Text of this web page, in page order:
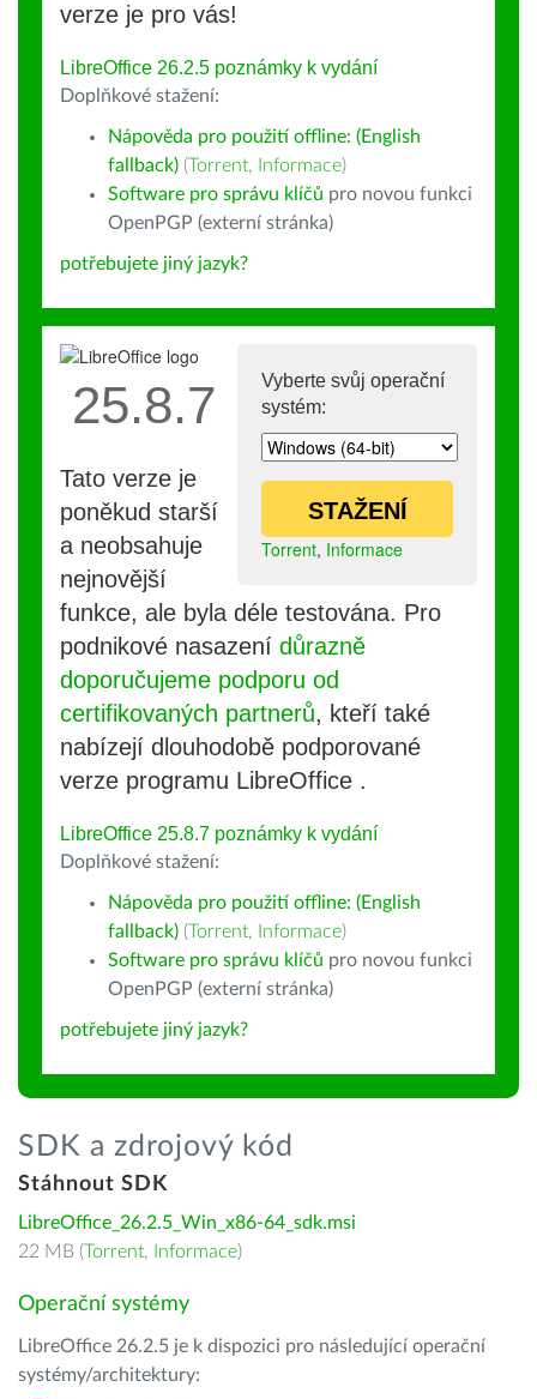
verze je pro vás!
LibreOffice 26.2.5 poznámky k vydání
Doplňkové stažení:
Nápověda pro použití offline: (English
fallback) (Torrent, Informace)
Software pro správu klíčů pro novou funkci
OpenPGP (externí stránka)
potřebujete jiný jazyk?
Vyberte svůj operační
systém:
STAŽENÍ
Torrent, Informace
25.8.7
Tato verze je
poněkud starší
a neobsahuje
nejnovější
funkce, ale byla déle testována. Pro
podnikové nasazení důrazně
doporučujeme podporu od
certifikovaných partnerů, kteří také
nabízejí dlouhodobě podporované
verze programu LibreOffice .
LibreOffice 25.8.7 poznámky k vydání
Doplňkové stažení:
Nápověda pro použití offline: (English
fallback) (Torrent, Informace)
Software pro správu klíčů pro novou funkci
OpenPGP (externí stránka)
potřebujete jiný jazyk?
SDK a zdrojový kód
Stáhnout SDK
LibreOffice_26.2.5_Win_x86-64_sdk.msi
22 MB (Torrent, Informace)
Operační systémy
LibreOffice 26.2.5 je k dispozici pro následující operační
systémy/architektury: